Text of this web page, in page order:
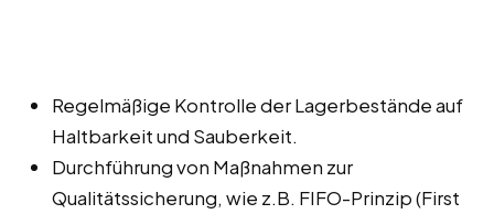
Regelmäßige Kontrolle der Lagerbestände auf
Haltbarkeit und Sauberkeit.
Durchführung von Maßnahmen zur
Qualitätssicherung, wie z.B. FIFO-Prinzip (First